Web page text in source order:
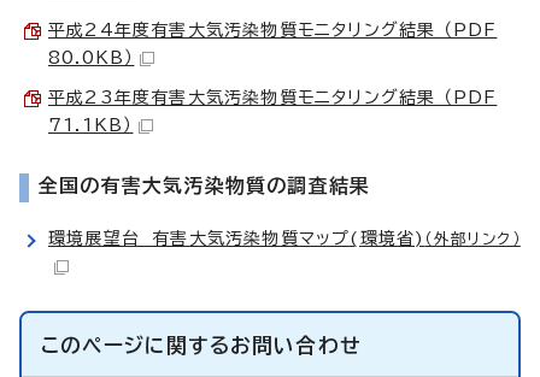
平成24年度有害大気汚染物質モニタリング結果 （PDF
80.0KB）
平成23年度有害大気汚染物質モニタリング結果 （PDF
71.1KB）
全国の有害大気汚染物質の調査結果
環境展望台 有害大気汚染物質マップ(環境省) （外部リンク）
このページに関するお問い合わせ